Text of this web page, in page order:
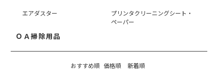
エアダスター
プリンタクリーニングシート・
ペーパー
ＯＡ掃除用品
おすすめ順 価格順 新着順